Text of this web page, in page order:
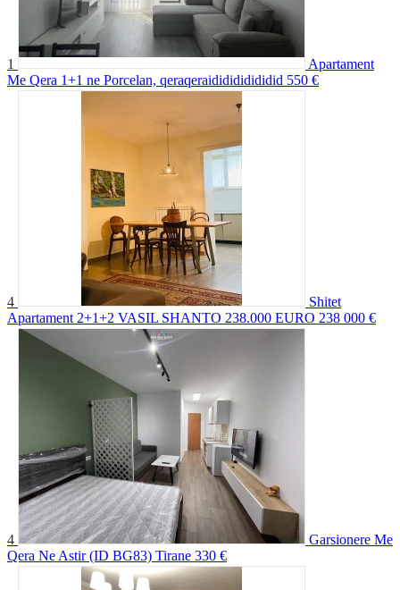
1
Apartament
Me Qera 1+1 ne Porcelan, qeraqeraididididididid 550 €
4
Shitet
Apartament 2+1+2 VASIL SHANTO 238.000 EURO 238 000 €
4
Garsionere Me
Qera Ne Astir (ID BG83) Tirane 330 €